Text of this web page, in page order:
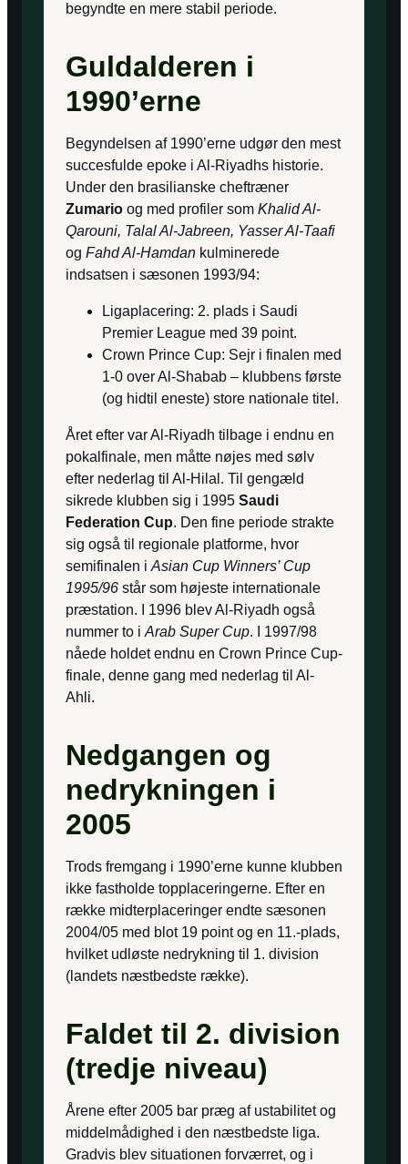
begyndte en mere stabil periode.
Guldalderen i
1990’erne
Begyndelsen af 1990’erne udgør den mest
succesfulde epoke i Al-Riyadhs historie.
Under den brasilianske cheftræner
Zumario og med profiler som Khalid Al-
Qarouni, Talal Al-Jabreen, Yasser Al-Taafi
og Fahd Al-Hamdan kulminerede
indsatsen i sæsonen 1993/94:
Ligaplacering: 2. plads i Saudi
Premier League med 39 point.
Crown Prince Cup: Sejr i finalen med
1-0 over Al-Shabab – klubbens første
(og hidtil eneste) store nationale titel.
Året efter var Al-Riyadh tilbage i endnu en
pokalfinale, men måtte nøjes med sølv
efter nederlag til Al-Hilal. Til gengæld
sikrede klubben sig i 1995 Saudi
Federation Cup. Den fine periode strakte
sig også til regionale platforme, hvor
semifinalen i Asian Cup Winners’ Cup
1995/96 står som højeste internationale
præstation. I 1996 blev Al-Riyadh også
nummer to i Arab Super Cup. I 1997/98
nåede holdet endnu en Crown Prince Cup-
finale, denne gang med nederlag til Al-
Ahli.
Nedgangen og
nedrykningen i
2005
Trods fremgang i 1990’erne kunne klubben
ikke fastholde topplaceringerne. Efter en
række midterplaceringer endte sæsonen
2004/05 med blot 19 point og en 11.-plads,
hvilket udløste nedrykning til 1. division
(landets næstbedste række).
Faldet til 2. division
(tredje niveau)
Årene efter 2005 bar præg af ustabilitet og
middelmådighed i den næstbedste liga.
Gradvis blev situationen forværret, og i